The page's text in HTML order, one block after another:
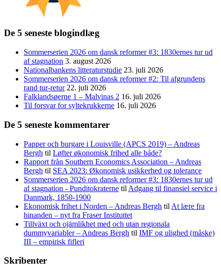
De 5 seneste blogindlæg
Sommerserien 2026 om dansk reformer #3: 1830ernes tur ud
af stagnation 3. august 2026
Nationalbankens litteraturstudie 23. juli 2026
Sommerserien 2026 om dansk reformer #2: Til afgrundens
rand tur-retur 22. juli 2026
Falklandsøerne 1 – Malvinas 2 16. juli 2026
Til forsvar for syltekrukkerne 16. juli 2026
De 5 seneste kommentarer
Papper och burgare i Louisville (APCS 2019) – Andreas
Bergh til Løfter økonomisk frihed alle både?
Rapport från Southern Economics Association – Andreas
Bergh til SEA 2023: Økonomisk usikkerhed og tolerance
Sommerserien 2026 om dansk reformer #3: 1830ernes tur ud
af stagnation - Punditokraterne til Adgang til finansiel service i
Danmark, 1850-1900
Ekonomisk frihet i Norden – Andreas Bergh til At lære fra
hinanden – nyt fra Fraser Instituttet
Tillväxt och ojämlikhet med och utan regionala
dummyvariabler – Andreas Bergh til IMF og ulighed (måske)
III – empirisk fifleri
Skribenter